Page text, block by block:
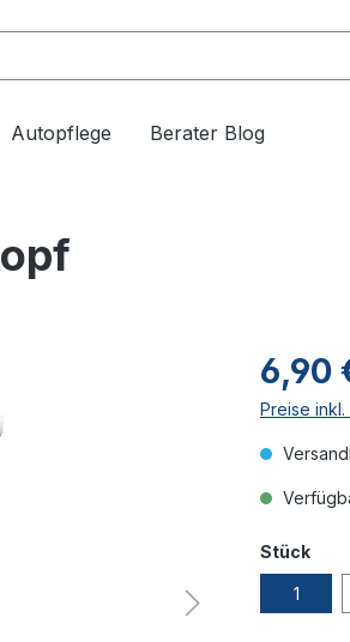
Autopflege Berater Blog
6,90
Preise
Stück
1